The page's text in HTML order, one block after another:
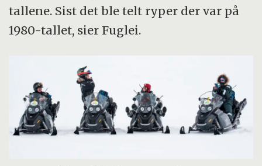
tallene. Sist det ble telt ryper der var på
1980-tallet, sier Fuglei.